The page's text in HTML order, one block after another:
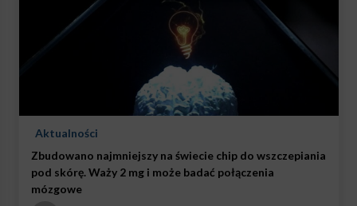
Aktualności
Zbudowano najmniejszy na świecie chip do wszczepiania
pod skórę. Waży 2 mg i może badać połączenia
mózgowe